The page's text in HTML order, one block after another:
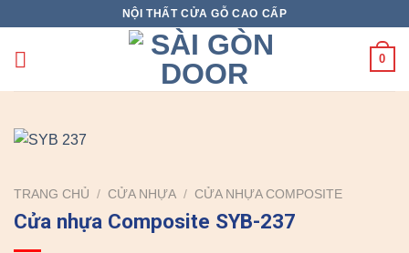
content
NỘI THẤT CỬA GỖ CAO CẤP
0
TRANG CHỦ / CỬA NHỰA / CỬA NHỰA COMPOSITE
Cửa nhựa Composite SYB-237